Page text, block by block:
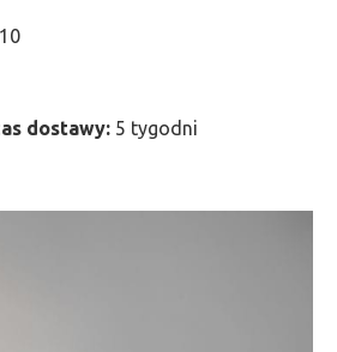
dostawy: 5 tygodni